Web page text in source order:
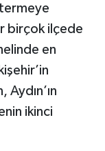
birçok ilçede
en
ikinci